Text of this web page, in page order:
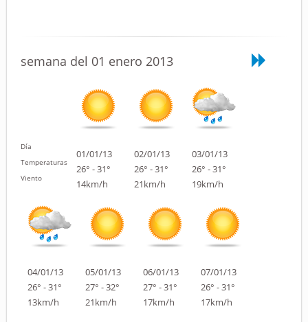
semana del 01 enero 2013
Día
Temperaturas
Viento
01/01/13
26° - 31°
14km/h
02/01/13
26° - 31°
21km/h
03/01/13
26° - 31°
19km/h
04/01/13
26° - 31°
13km/h
05/01/13
27° - 32°
21km/h
06/01/13
27° - 31°
17km/h
07/01/13
26° - 31°
17km/h